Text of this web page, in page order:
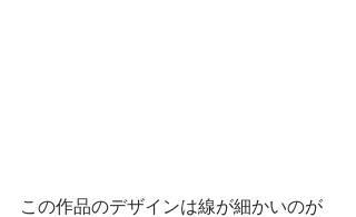
この作品のデザインは線が細かいのが